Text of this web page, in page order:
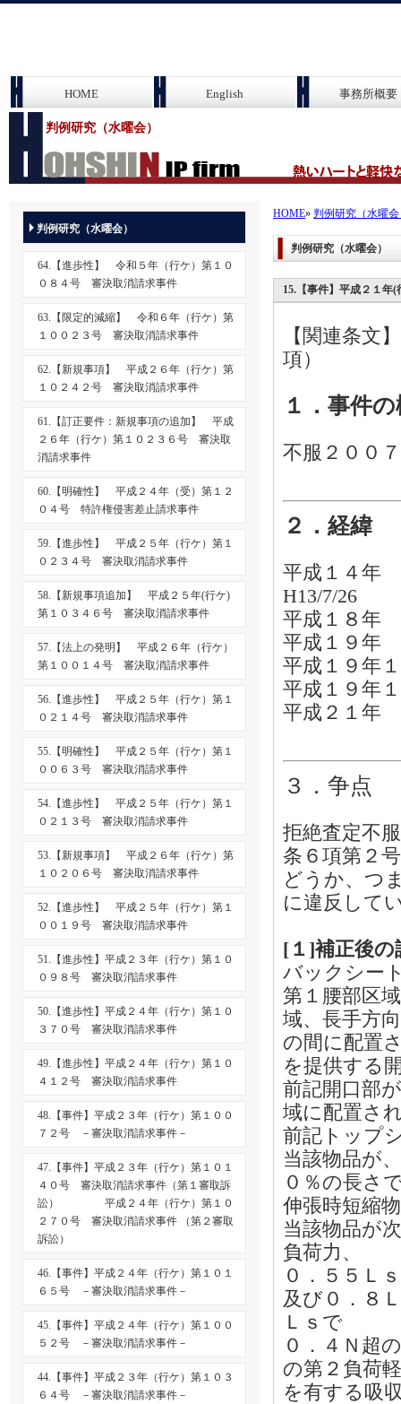
HOME English 事務所概要
判例研究（水曜会）
HOME» 判例研究（水曜
判例研究（水曜会）
15.【事件】平成２１年
【関連条文
項）
１．事件
不服２００
２．経緯
平成１４年
H13/7/26
平成１８年
平成１９
平成１９年
平成１９年
平成２１年
３．争点
拒絶査定不
条６項第２
どうか、つ
に違反して
[１]補正後の
バックシー
第１腰部区
域、長手方
の間に配置
を提供する
前記開口部
域に配置さ
前記トップ
当該物品が
０％の長さ
伸張時短縮
当該物品が
負荷力、
０．５５Ｌ
及び０．８
Ｌｓで
０．４Ｎ超
の第２負荷
を有する吸
判例研究（水曜会）
64.【進歩性】 令和５年（行ケ）第１０
０８４号 審決取消請求事件
63.【限定的減縮】 令和６年（行ケ）第
１００２３号 審決取消請求事件
62.【新規事項】 平成２６年（行ケ）第
１０２４２号 審決取消請求事件
61.【訂正要件：新規事項の追加】 平成
２６年（行ケ）第１０２３６号 審決取
消請求事件
60.【明確性】 平成２４年（受）第１２
０４号 特許権侵害差止請求事件
59.【進歩性】 平成２５年（行ケ）第１
０２３４号 審決取消請求事件
58.【新規事項追加】 平成２５年(行ケ)
第１０３４６号 審決取消請求事件
57.【法上の発明】 平成２６年（行ケ）
第１００１４号 審決取消請求事件
56.【進歩性】 平成２５年（行ケ）第１
０２１４号 審決取消請求事件
55.【明確性】 平成２５年（行ケ）第１
００６３号 審決取消請求事件
54.【進歩性】 平成２５年（行ケ）第１
０２１３号 審決取消請求事件
53.【新規事項】 平成２６年（行ケ）第
１０２０６号 審決取消請求事件
52.【進歩性】 平成２５年（行ケ）第１
００１９号 審決取消請求事件
51.【進歩性】平成２３年（行ケ）第１０
０９８号 審決取消請求事件
50.【進歩性】平成２４年（行ケ）第１０
３７０号 審決取消請求事件
49.【進歩性】平成２４年（行ケ）第１０
４１２号 審決取消請求事件
48.【事件】平成２３年（行ケ）第１００
７２号 －審決取消請求事件－
47.【事件】平成２３年（行ケ）第１０１
４０号 審決取消請求事件（第１審取訴
訟） 平成２４年（行ケ）第１０
２７０号 審決取消請求事件 （第２審取
訴訟）
46.【事件】平成２４年（行ケ）第１０１
６５号 －審決取消請求事件－
45.【事件】平成２４年（行ケ）第１００
５２号 －審決取消請求事件－
44.【事件】平成２３年（行ケ）第１０３
６４号 －審決取消請求事件－